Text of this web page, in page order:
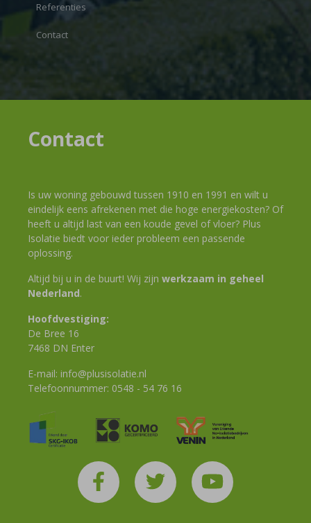
Referenties
Contact
Contact
Is uw woning gebouwd tussen 1910 en 1991 en wilt u
eindelijk eens afrekenen met die hoge energiekosten? Of
heeft u altijd last van een koude gevel of vloer? Plus
Isolatie biedt voor ieder probleem een passende
oplossing.
Altijd bij u in de buurt! Wij zijn werkzaam in geheel
Nederland.
Hoofdvestiging:
De Bree 16
7468 DN Enter
E-mail: info@plusisolatie.nl
Telefoonnummer: 0548 - 54 76 16